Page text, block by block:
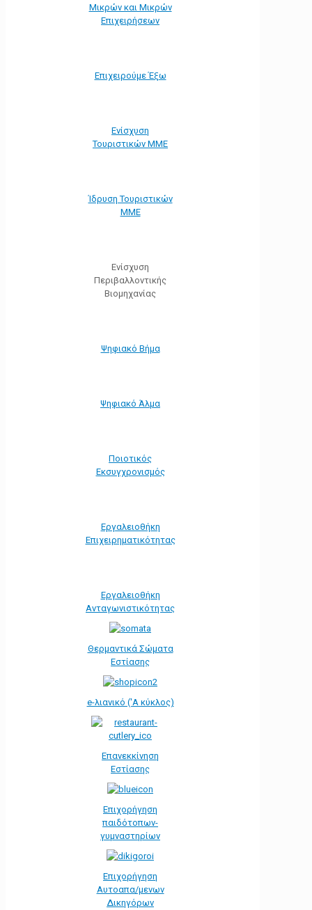
Μικρών και Μικρών
Επιχειρήσεων
Επιχειρούμε Έξω
Ενίσχυση
Τουριστικών ΜΜΕ
Ίδρυση Τουριστικών
ΜΜΕ
Ενίσχυση
Περιβαλλοντικής
Βιομηχανίας
Ψηφιακό Βήμα
Ψηφιακό Άλμα
Ποιοτικός
Εκσυγχρονισμός
Εργαλειοθήκη
Eπιχειρηματικότητας
Εργαλειοθήκη
Ανταγωνιστικότητας
Θερμαντικά Σώματα
Εστίασης
e-λιανικό ('Α κύκλος)
Επανεκκίνηση
Εστίασης
Επιχορήγηση
παιδότοπων-
γυμναστηρίων
Επιχορήγηση
Αυτοαπα/μενων
Δικηγόρων